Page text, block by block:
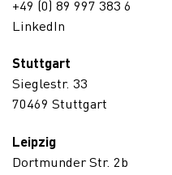
Stuttgart
Sieglestr. 33
70469 Stuttgart
Leipzig
Dortmunder Str. 2b
+49 (0) 89 997 383 6
LinkedIn